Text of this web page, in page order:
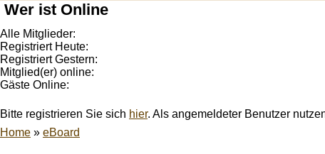
Wer ist Online
Alle Mitglieder:
Registriert Heute:
Registriert Gestern:
Mitglied(er) online:
Gäste Online:
Bitte registrieren Sie sich hier. Als angemeldeter Benutzer
Home » eBoard